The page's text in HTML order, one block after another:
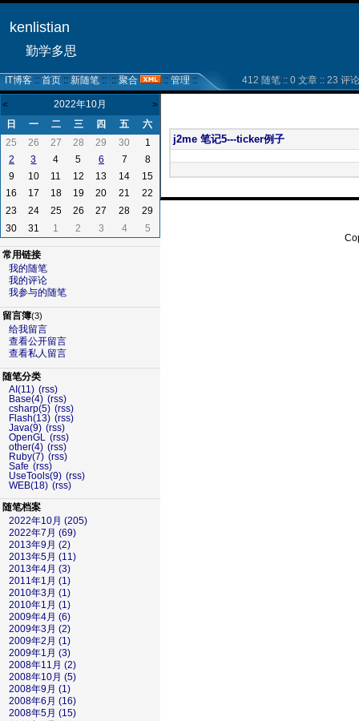
kenlistian
勤学多思
IT博客 :: 首页 :: 新随笔 :: :: 聚合 :: 管理 :: 412 随笔 :: 0 文章 :: 23 评
< 2022年10月 >
日 一 二 三 四 五
六
25
26 27 28 29 30 1
2 3 4 5 6 7
8
9
10 11 12 13 14
15
16
17 18 19 20 21
22
23
24 25 26 27 28
29
30
31 1 2 3 4 5
常用链接
我的随笔
我的评论
我参与的随笔
留言簿(3)
给我留言
查看公开留言
查看私人留言
随笔分类
AI(11) (rss)
Base(4) (rss)
csharp(5) (rss)
Flash(13) (rss)
Java(9) (rss)
OpenGL
(rss)
other(4) (rss)
Ruby(7) (rss)
Safe (rss)
UseTools(9) (rss)
WEB(18) (rss)
随笔档案
2022年10月 (205)
2022年7月 (69)
2013年9月 (2)
2013年5月 (11)
2013年4月 (3)
2011年1月 (1)
2010年3月 (1)
2010年1月 (1)
2009年4月 (6)
2009年3月 (2)
2009年2月 (1)
2009年1月 (3)
2008年11月 (2)
2008年10月 (5)
2008年9月 (1)
2008年6月 (16)
2008年5月 (15)
j2me 笔记5---ticker例子